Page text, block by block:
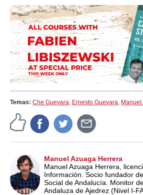
Temas: Che Guevara, Ernesto Guevara, Manuel
Manuel Azuaga Herrera
Manuel Azuaga Herrera,
Información. Socio fundador
Social de Andalucía. Monitor
Andaluza de Ajedrez (Nivel I-